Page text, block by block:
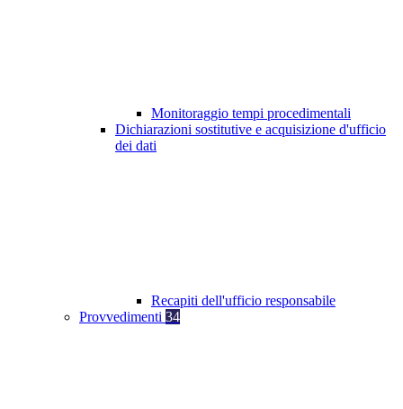
Monitoraggio tempi procedimentali
Dichiarazioni sostitutive e acquisizione d'ufficio
dei dati
Recapiti dell'ufficio responsabile
Provvedimenti 34